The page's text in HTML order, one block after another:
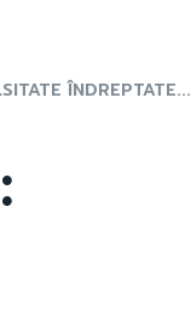
ÎNDREPTATE...